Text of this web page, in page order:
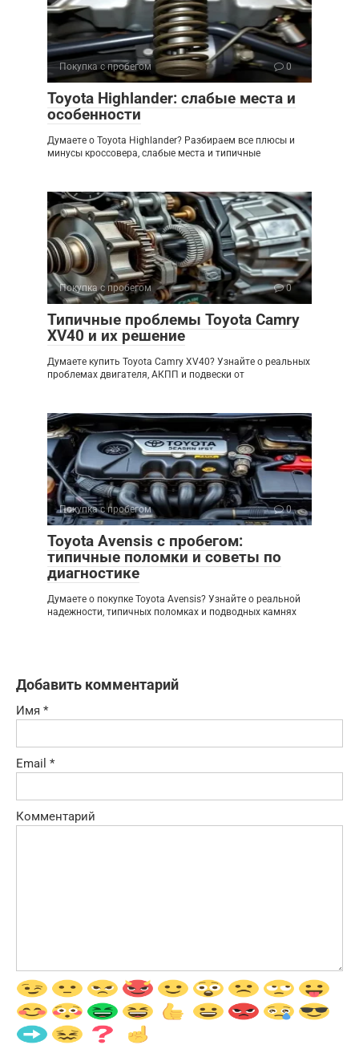
Покупка с пробегом 0
Toyota Highlander: слабые места и
особенности
Думаете о Toyota Highlander? Разбираем все плюсы и
минусы кроссовера, слабые места и типичные
Покупка с пробегом 0
Типичные проблемы Toyota Camry
XV40 и их решение
Думаете купить Toyota Camry XV40? Узнайте о реальных
проблемах двигателя, АКПП и подвески от
Покупка с пробегом 0
Toyota Avensis с пробегом:
типичные поломки и советы по
диагностике
Думаете о покупке Toyota Avensis? Узнайте о реальной
надежности, типичных поломках и подводных камнях
Добавить комментарий
Имя *
Email *
Комментарий